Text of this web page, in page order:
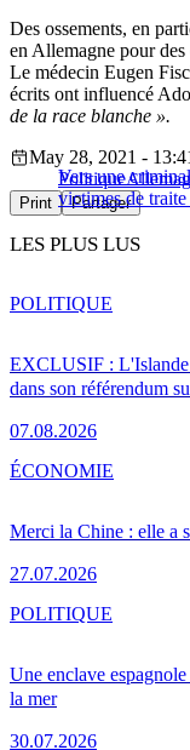
Des ossements, en
en Allemagne pour
Le médecin Eugen
écrits ont influencé
de la race blanche ».
Vers une
victimes de traite
May 28, 2021 -
Politique
Print Partager
LES PLUS LUS
EXCLUSIF : L'Islande
dans son référendum
07.08.2026
POLITIQUE
Merci la Chine : elle a
27.07.2026
ÉCONOMIE
Une enclave
la mer
30.07.2026
POLITIQUE